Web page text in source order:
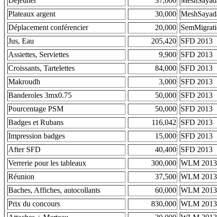
Plateaux argent
30,000
Déplacement conférencier
20,000
Jus, Eau
205,420 SFD 2013
Assiettes, Serviettes
9,900 SFD 2013
Croissants, Tartelettes
84,000 SFD 2013
Makroudh
3,000 SFD 2013
Banderoles 3mx0.75
50,000 SFD 2013
Pourcentage PSM
50,000 SFD 2013
Badges et Rubans
116,042
SFD 2013
Impression badges
15,000 SFD 2013
After SFD
40,400 SFD 2013
Verrerie pour les tableaux
300,000 WLM 2013
Réunion
37,500 WLM 2013
Baches, Affiches, autocollants
60,000 WLM 2013
Prix du concours
830,000 WLM 2013